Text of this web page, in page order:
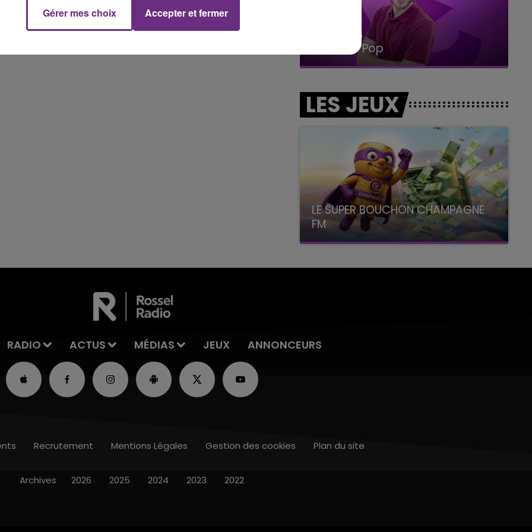
15h00 - 19h00
Le Club Champagne FM
LES JEUX
LE SUPER BOUCHON CHAMPAGNE
FM
avec La Famille Champagne FM, à 8H10
RADIO ACTUS MÉDIAS JEUX ANNONCEURS
Recrutement Mentions Légales Gestion des cookies Plan du site
Archives 2026 2025 2024 2023 2022
Gérer mes choix Accepter et fermer